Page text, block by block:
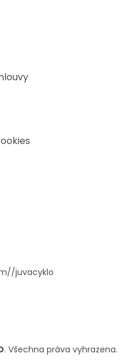
juvacyklo
. Všechna práva vyhrazena.